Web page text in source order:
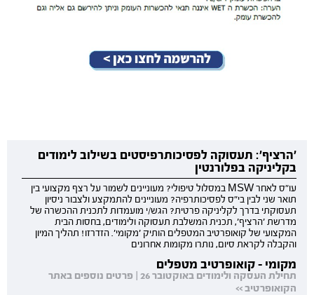
'הרציף': תעסוקה לפסיכותרפיסטים בשילוב לימודים
בקליניקה בפלורנטין
עו"ס לאחר MSW במסלול טיפולי? מעוניינים לשמור על רצף מקצועי בין
תואר שני לבין בי"ס לפסיכותרפיה? מעוניינים להתמקצע ולצבור ניסיון
תעסוקתי בדרך לקליניקה פרטית? הגש/י מועמדות לתכנית ההכשרה של
מדרשת 'הרציף', תכנית המשלבת תעסוקה ולימודים, בחסות הבית
המקצועי של קואופרטיב המטפלים הותיק 'מקומי'. הזדרזו! תהליך המיון
והקבלה לקראת סיום, נותרו מקומות אחרונים
מקומי - קואופרטיב מטפלים
תחילת העסקה ולימודים באוקטובר 26 | פרטים נוספים באתר
הקואופרטיב >>